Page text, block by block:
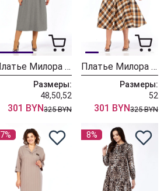
Платье Милора Стиль 1399 серый
Размеры:
48,50,52
301 BYN325 BYN
Платье Милора Стиль 1385 карамельный
Размеры:
52
301 BYN325 BYN
7% 8%